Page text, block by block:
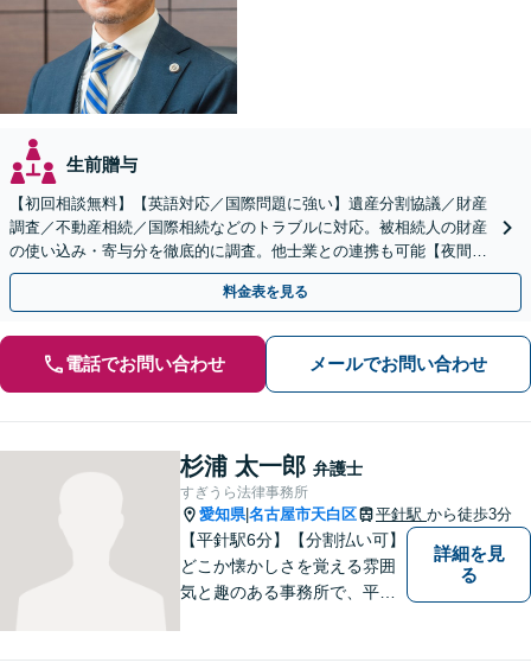
生前贈与
【初回相談無料】【英語対応／国際問題に強い】遺産分割協議／財産
調査／不動産相続／国際相続などのトラブルに対応。被相続人の財産
の使い込み・寄与分を徹底的に調査。他士業との連携も可能【夜間・
休日面談】【出張サービスあり】【徳重駅／神沢駅5分】
料金表を見る
電話でお問い合わせ メールでお問い合わせ
杉浦 太一郎 弁護士
すぎうら法律事務所
愛知県|名古屋市天白区 平針駅 から徒歩3分
【平針駅6分】【分割払い可】
どこか懐かしさを覚える雰囲
気と趣のある事務所で、平針
詳細を見
る